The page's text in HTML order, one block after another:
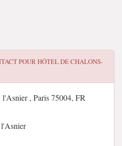
POURHÔTEL DE CHALONS-
, Paris 75004, FR